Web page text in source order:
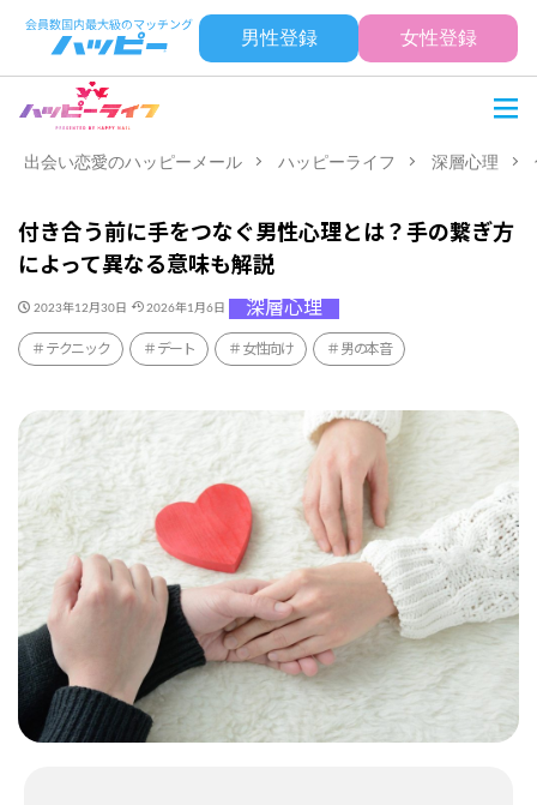
男性登録 女性登録
出会い恋愛のハッピーメール ハッピーライフ 深層心理
付き合う前に手をつなぐ男性心理とは？手の繋ぎ方
によって異なる意味も解説
2023年12月30日 2026年1月6日 深層心理
テクニック デート 女性向け 男の本音